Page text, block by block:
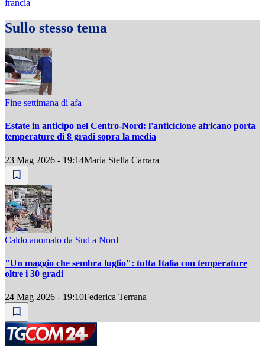
francia
Sullo stesso tema
Fine settimana di afa
Estate in anticipo nel Centro-Nord: l'anticiclone africano porta
temperature di 8 gradi sopra la media
23 Mag 2026 - 19:14Maria Stella Carrara
Caldo anomalo da Sud a Nord
"Un maggio che sembra luglio": tutta Italia con temperature
oltre i 30 gradi
24 Mag 2026 - 19:10Federica Terrana